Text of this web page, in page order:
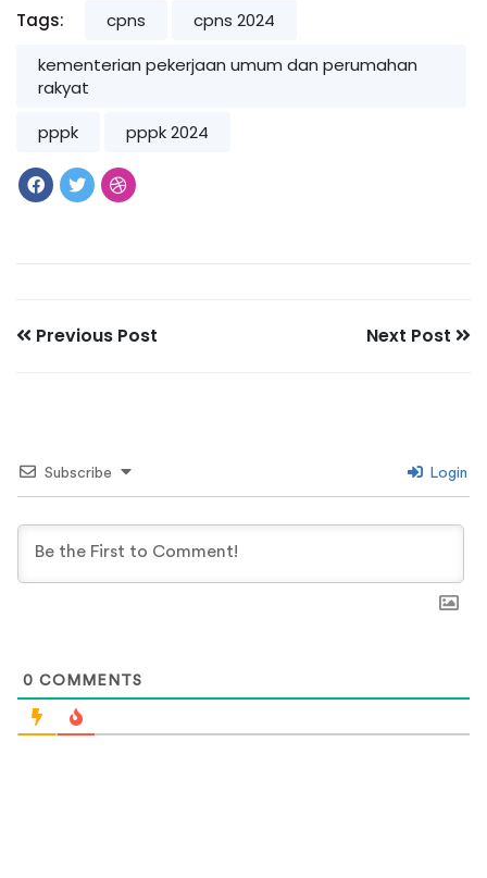
Tags: cpns
cpns 2024
kementerian pekerjaan umum dan perumahan
rakyat
pppk
pppk 2024
Previous Post Next Post
Subscribe Login
0 COMMENTS